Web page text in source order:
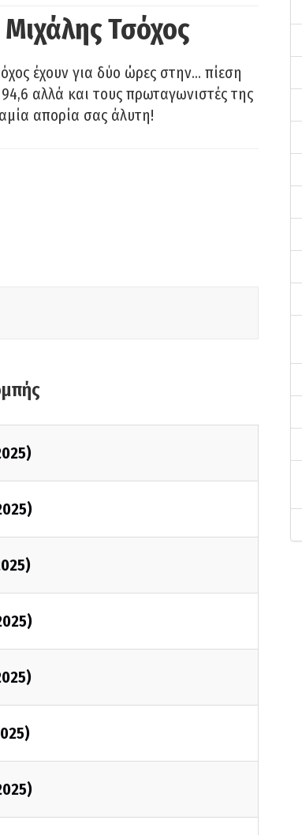
Τσόχος
έχουν για δύο ώρες στην… πίεση
αλλά και τους πρωταγωνιστές της
απορία σας άλυτη!